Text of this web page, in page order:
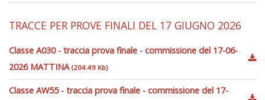
TRACCE PER PROVE FINALI DEL 17 GIUGNO 2026
Classe A030 - traccia prova finale - commissione del 17-06-
2026 MATTINA (204.49 Kb)
Classe AW55 - traccia prova finale - commissione del 17-